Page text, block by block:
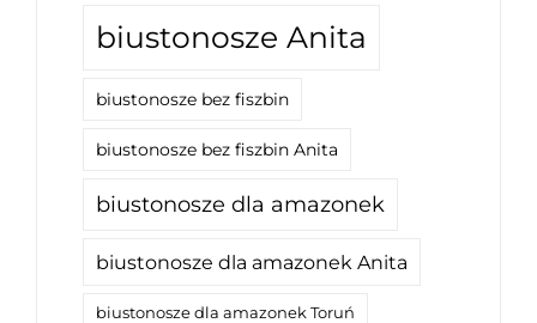
biustonosze Anita
biustonosze bez fiszbin
biustonosze bez fiszbin Anita
biustonosze dla amazonek
biustonosze dla amazonek Anita
biustonosze dla amazonek Toruń